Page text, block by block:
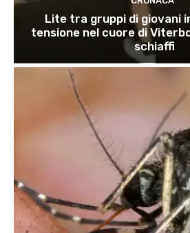
Lite tra gruppi di giovani
tensione nel cuore di
schiaffi